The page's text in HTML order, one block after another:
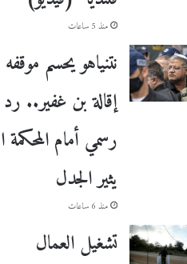
منذ 5 ساعات
نتنياهو يحسم
إقالة بن غفير.. رد
رسمي أمام المحكمة
يثير الجدل
منذ 6 ساعات
تشغيل العمال